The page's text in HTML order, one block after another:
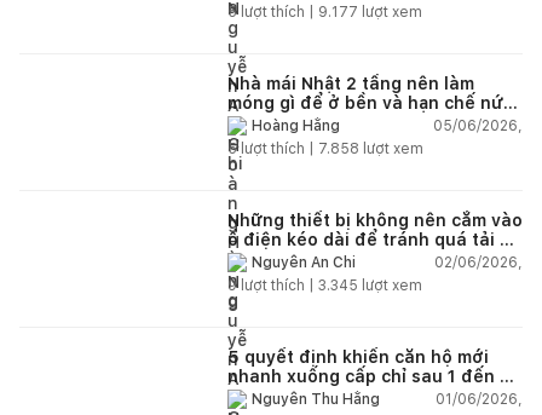
5lượt thích | 9.177 lượt xem
Nhà mái Nhật 2 tầng nên làm
móng gì để ở bền và hạn chế nứt
lún?Hoàng Hằng
05/06/2026,
5lượt thích | 7.858 lượt xem
Những thiết bị không nên cắm vào
ổ điện kéo dài để tránh quá tải và
chập cháy trong nhà
Nguyễn An Chi
02/06/2026,
9lượt thích | 3.345 lượt xem
5 quyết định khiến căn hộ mới
nhanh xuống cấp chỉ sau 1 đến 2
nămNguyễn Thu Hằng
01/06/2026,